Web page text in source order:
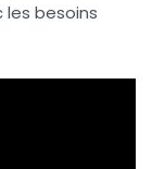
besoins